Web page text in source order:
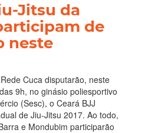
Jitsu da
de
neste
Cuca disputarão, neste
9h, no ginásio poliesportivo
(Sesc), o Ceará BJJ
de Jiu-Jitsu 2017. Ao todo,
e Mondubim participarão